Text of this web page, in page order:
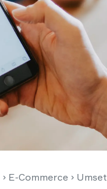
› E-Commerce ›